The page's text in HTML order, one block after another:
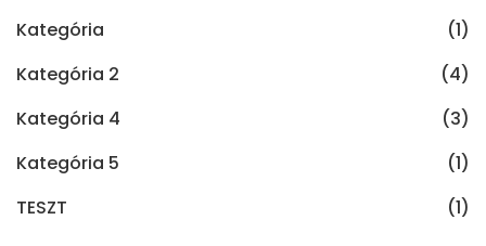
Kategória
(1)
Kategória 2
(4)
Kategória 4
(3)
Kategória 5
(1)
TESZT
(1)